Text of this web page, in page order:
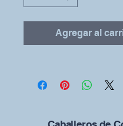
Agregar al